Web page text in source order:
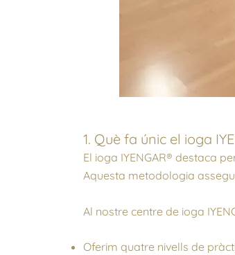
1. Què fa únic el ioga
El ioga IYENGAR® destaca
Aquesta metodologia
Al nostre centre de ioga
Oferim quatre nivells de